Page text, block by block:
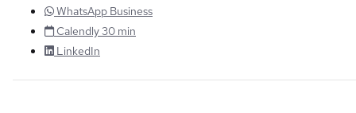
WhatsApp Business
Calendly 30 min
LinkedIn